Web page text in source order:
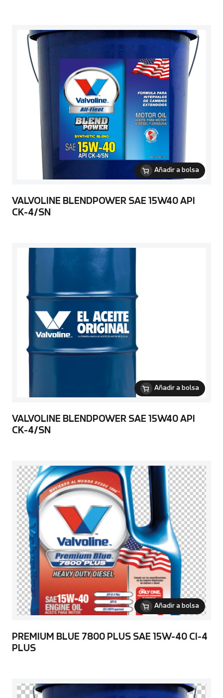
Añadir a bolsa
VALVOLINE BLENDPOWER SAE 15W40 API
CK-4/SN
Añadir a bolsa
VALVOLINE BLENDPOWER SAE 15W40 API
CK-4/SN
Añadir a bolsa
PREMIUM BLUE 7800 PLUS SAE 15W-40 CI-4
PLUS